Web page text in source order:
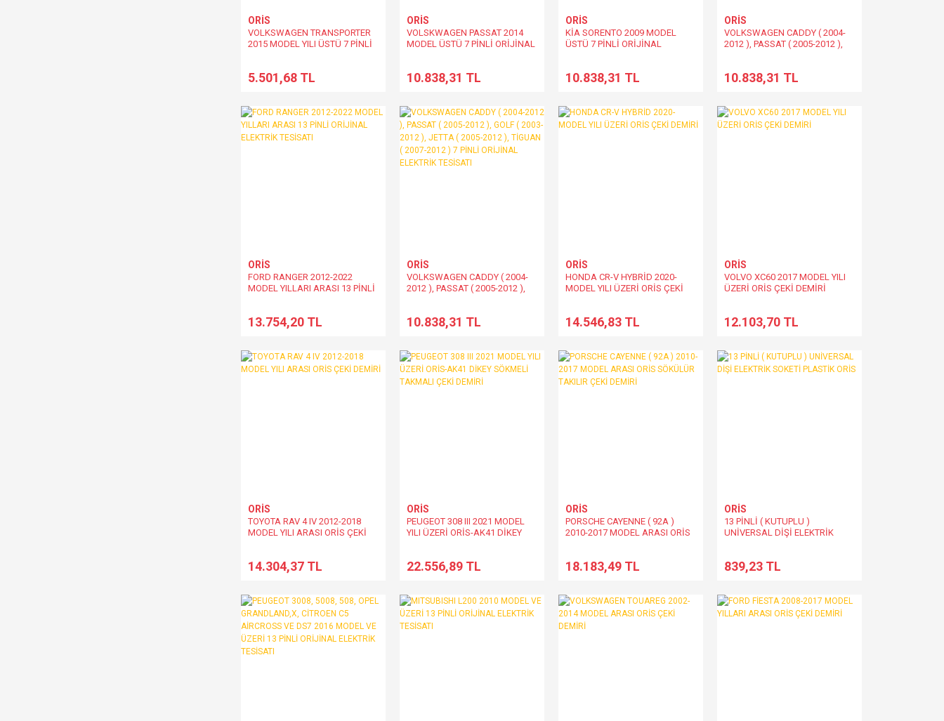
ORİS
VOLKSWAGEN TRANSPORTER
2015 MODEL YILI ÜSTÜ 7 PİNLİ
5.501,68 TL
ORİS
VOLSKWAGEN PASSAT 2014
MODEL ÜSTÜ 7 PİNLİ ORİJİNAL
10.838,31 TL
ORİS
KİA SORENTO 2009 MODEL
ÜSTÜ 7 PİNLİ ORİJİNAL
10.838,31 TL
ORİS
VOLKSWAGEN CADDY ( 2004-
2012 ), PASSAT ( 2005-2012 ),
2012 ), TOURAN 2011 MODEL
10.838,31 TL
ORİS
FORD RANGER 2012-2022
MODEL YILLARI ARASI 13 PİNLİ
13.754,20 TL
ORİS
VOLKSWAGEN CADDY ( 2004-
2012 ), PASSAT ( 2005-2012 ),
2012 ) 7 PİNLİ ORİJİNAL
10.838,31 TL
ORİS
HONDA CR-V HYBRİD 2020-
MODEL YILI ÜZERİ ORİS ÇEKİ
14.546,83 TL
ORİS
VOLVO XC60 2017 MODEL YILI
ÜZERİ ORİS ÇEKİ DEMİRİ
12.103,70 TL
ORİS
TOYOTA RAV 4 IV 2012-2018
MODEL YILI ARASI ORİS ÇEKİ
14.304,37 TL
ORİS
PEUGEOT 308 III 2021 MODEL
YILI ÜZERİ ORİS-AK41 DİKEY
22.556,89 TL
ORİS
PORSCHE CAYENNE ( 92A )
2010-2017 MODEL ARASI ORİS
18.183,49 TL
ORİS
13 PİNLİ ( KUTUPLU )
UNİVERSAL DİŞİ ELEKTRİK
839,23 TL